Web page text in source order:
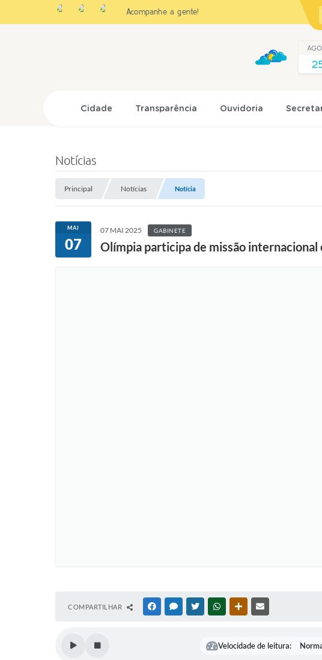
Acompanhe a gente!
Cidade Transparência Ouvidoria
Notícias
Principal Notícias Notícia
MAI
07
07 MAI 2025 GABINETE
Olímpia participa de missão
COMPARTILHAR FACEBOOKMESSENGER
TWITTERWHATSAPPOUTRAS MÍDIAS
Velocidade de leitura: